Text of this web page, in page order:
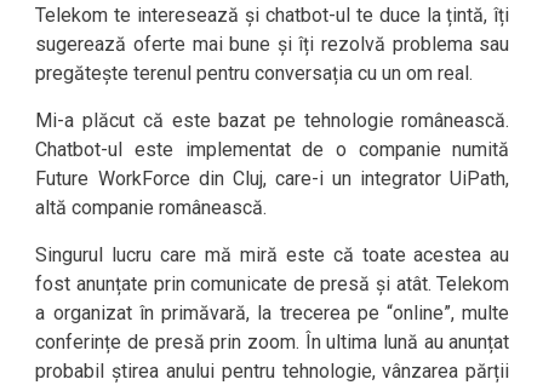
Telekom te interesează și chatbot-ul te duce la țintă, îți
sugerează oferte mai bune și îți rezolvă problema sau
pregătește terenul pentru conversația cu un om real.
Mi-a plăcut că este bazat pe tehnologie românească.
Chatbot-ul este implementat de o companie numită
Future WorkForce din Cluj, care-i un integrator UiPath,
altă companie românească.
Singurul lucru care mă miră este că toate acestea au
fost anunțate prin comunicate de presă și atât. Telekom
a organizat în primăvară, la trecerea pe “online”, multe
conferințe de presă prin zoom. În ultima lună au anunțat
probabil știrea anului pentru tehnologie, vânzarea părții